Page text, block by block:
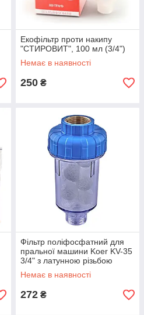
Екофільтр проти накипу
"СТИРОВИТ", 100 мл (3/4")
Немає в наявності
250 ₴
Фільтр поліфосфатний для
пральної машини Koer KV-35
3/4" з латунною різьбою
(KR5026)
Немає в наявності
272 ₴